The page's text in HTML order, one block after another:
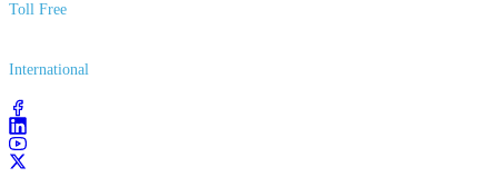
Toll Free
International